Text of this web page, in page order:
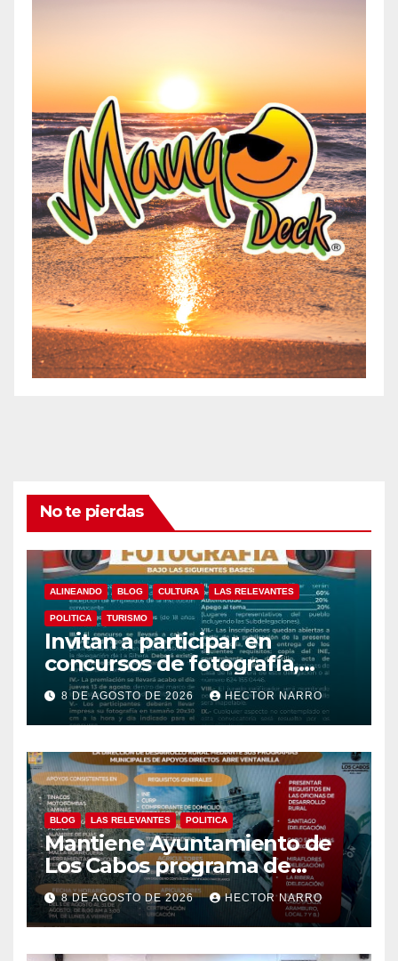
No te pierdas
ALINEANDO BLOG CULTURA LAS RELEVANTES
POLITICA TURISMO
Invitan a participar en
concursos de fotografía,
canto y pintura de las Fiestas
Tradicionales La Ribera 2026
8 DE AGOSTO DE 2026 HECTOR NARRO
BLOG LAS RELEVANTES POLITICA
Mantiene Ayuntamiento de
Los Cabos programa de
apoyos para agricultores,
ganaderos y apicultores
8 DE AGOSTO DE 2026 HECTOR NARRO